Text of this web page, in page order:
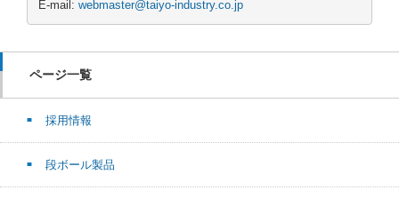
E-mail: webmaster@taiyo-industry.co.jp
ページ一覧
採用情報
段ボール製品